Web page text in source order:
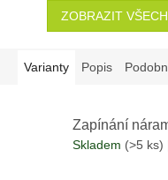
ZOBRAZIT
Varianty Popis
Zapínání
Skladem (>5 ks)